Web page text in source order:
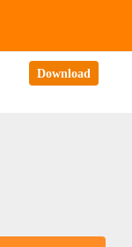
Download